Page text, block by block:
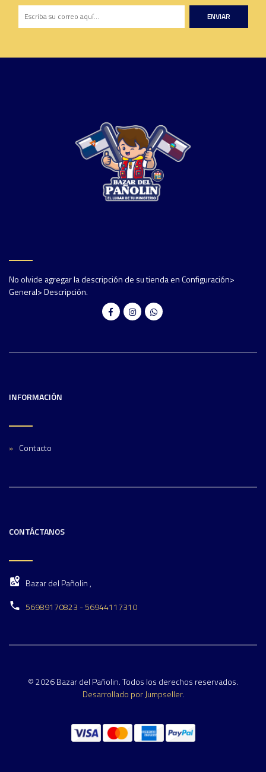
ENVIAR
No olvide agregar la descripción de su tienda en Configuración>
General> Descripción.
INFORMACIÓN
Contacto
CONTÁCTANOS
Bazar del Pañolin ,
56989170823 - 56944117310
© 2026 Bazar del Pañolin. Todos los derechos reservados.
Desarrollado por Jumpseller.